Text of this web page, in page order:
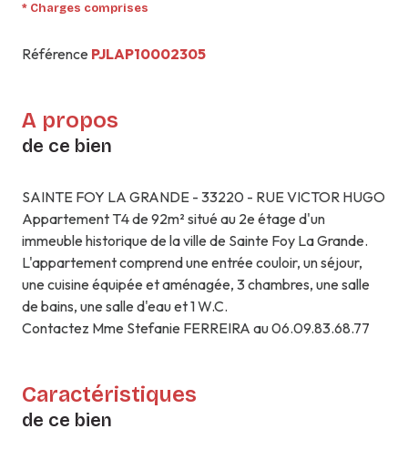
* Charges comprises
Référence PJLAP10002305
A propos
de ce bien
SAINTE FOY LA GRANDE - 33220 - RUE VICTOR HUGO
Appartement T4 de 92m² situé au 2e étage d'un
immeuble historique de la ville de Sainte Foy La Grande.
L'appartement comprend une entrée couloir, un séjour,
une cuisine équipée et aménagée, 3 chambres, une salle
de bains, une salle d'eau et 1 W.C.
Contactez Mme Stefanie FERREIRA au 06.09.83.68.77
Caractéristiques
de ce bien